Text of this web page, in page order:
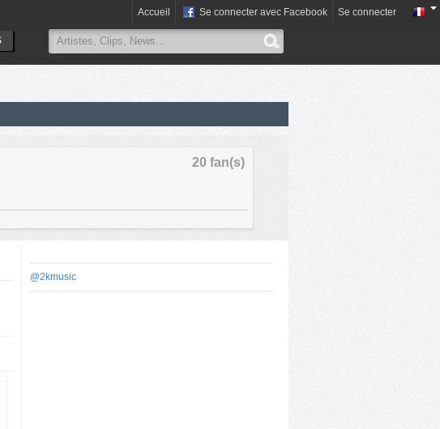
Accueil Se connecter avec Facebook Se connecter
20 fan(s)
@2kmusic